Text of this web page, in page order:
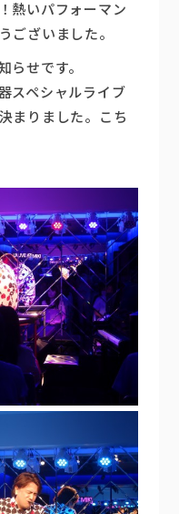
熱いパフォーマン
ございました。
らせです。
スペシャルライブ
まりました。こち